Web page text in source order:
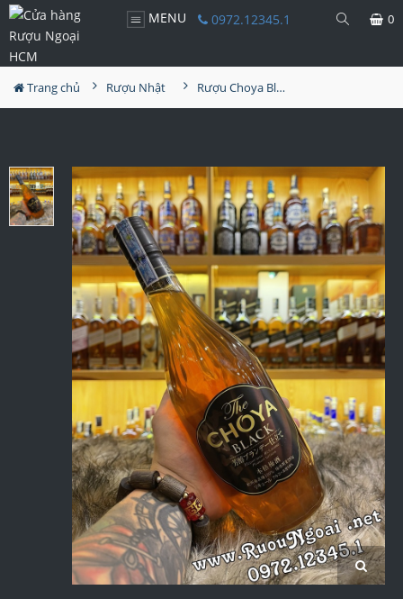
MENU 0972.12345.1 0
Trang chủ Rượu Nhật Rượu Choya Black 720ml